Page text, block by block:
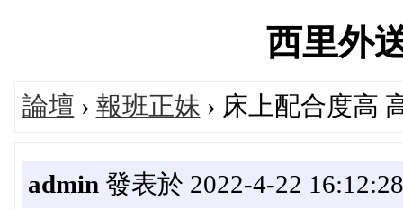
西里外
論壇 › 報班正妹 › 床上配合度高
admin 發表於 2022-4-22 16:12:28